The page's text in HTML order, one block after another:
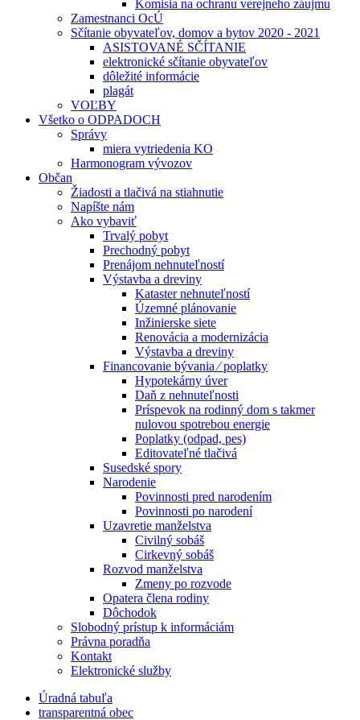
Komisia na ochranu verejneho záujmu
Zamestnanci OcÚ
Sčítanie obyvateľov, domov a bytov 2020 - 2021
ASISTOVANÉ SČÍTANIE
elektronické sčítanie obyvateľov
dôležité informácie
plagát
VOĽBY
Všetko o ODPADOCH
Správy
miera vytriedenia KO
Harmonogram vývozov
Občan
Žiadosti a tlačivá na stiahnutie
Napíšte nám
Ako vybaviť
Trvalý pobyt
Prechodný pobyt
Prenájom nehnuteľností
Výstavba a dreviny
Kataster nehnuteľností
Územné plánovanie
Inžinierske siete
Renovácia a modernizácia
Výstavba a dreviny
Financovanie bývania ⁄ poplatky
Hypotekárny úver
Daň z nehnuteľnosti
Príspevok na rodinný dom s takmer
nulovou spotrebou energie
Poplatky (odpad, pes)
Editovateľné tlačivá
Susedské spory
Narodenie
Povinnosti pred narodením
Povinnosti po narodení
Uzavretie manželstva
Civilný sobáš
Cirkevný sobáš
Rozvod manželstva
Zmeny po rozvode
Opatera člena rodiny
Dôchodok
Slobodný prístup k informáciám
Právna poradňa
Kontakt
Elektronické služby
Úradná tabuľa
transparentná obec